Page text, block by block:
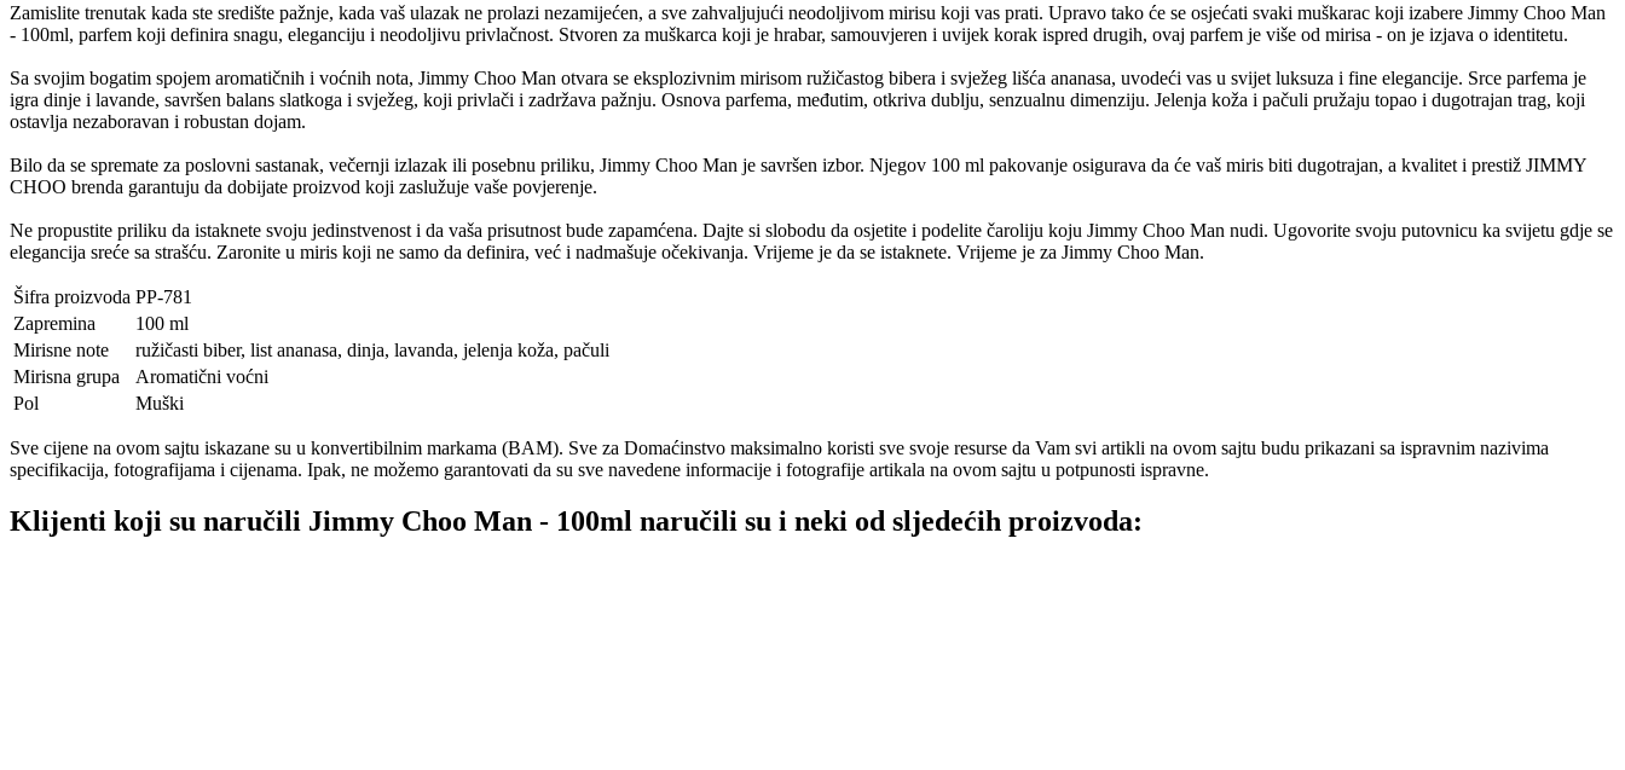
Zamislite trenutak kada ste središte pažnje, kada vaš ulazak ne prolazi nezamijećen, a sve zahvaljujući neodoljivom mirisu koji vas prati. Upravo tako će se osjećati svaki muškarac koji izabere Jimmy Choo Man
- 100ml, parfem koji definira snagu, eleganciju i neodoljivu privlačnost. Stvoren za muškarca koji je hrabar, samouvjeren i uvijek korak ispred drugih, ovaj parfem je više od mirisa - on je izjava o identitetu.
Sa svojim bogatim spojem aromatičnih i voćnih nota, Jimmy Choo Man otvara se eksplozivnim mirisom ružičastog bibera i svježeg lišća ananasa, uvodeći vas u svijet luksuza i fine elegancije. Srce parfema je
igra dinje i lavande, savršen balans slatkoga i svježeg, koji privlači i zadržava pažnju. Osnova parfema, međutim, otkriva dublju, senzualnu dimenziju. Jelenja koža i pačuli pružaju topao i dugotrajan trag, koji
ostavlja nezaboravan i robustan dojam.
Bilo da se spremate za poslovni sastanak, večernji izlazak ili posebnu priliku, Jimmy Choo Man je savršen izbor. Njegov 100 ml pakovanje osigurava da će vaš miris biti dugotrajan, a kvalitet i prestiž JIMMY
CHOO brenda garantuju da dobijate proizvod koji zaslužuje vaše povjerenje.
Ne propustite priliku da istaknete svoju jedinstvenost i da vaša prisutnost bude zapamćena. Dajte si slobodu da osjetite i podelite čaroliju koju Jimmy Choo Man nudi. Ugovorite svoju putovnicu ka svijetu gdje se
elegancija sreće sa strašću. Zaronite u miris koji ne samo da definira, već i nadmašuje očekivanja. Vrijeme je da se istaknete. Vrijeme je za Jimmy Choo Man.
Šifra proizvoda PP-781
Zapremina
100 ml
Mirisne note
ružičasti biber, list ananasa, dinja, lavanda, jelenja koža, pačuli
Mirisna grupa
Aromatični voćni
Pol
Muški
Sve cijene na ovom sajtu iskazane su u konvertibilnim markama (BAM). Sve za Domaćinstvo maksimalno koristi sve svoje resurse da Vam svi artikli na ovom sajtu budu prikazani sa ispravnim nazivima
specifikacija, fotografijama i cijenama. Ipak, ne možemo garantovati da su sve navedene informacije i fotografije artikala na ovom sajtu u potpunosti ispravne.
Klijenti koji su naručili Jimmy Choo Man - 100ml naručili su i neki od sljedećih proizvoda: